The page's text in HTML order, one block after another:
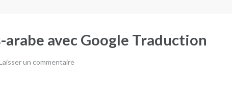
avec Google Traduction
un commentaire